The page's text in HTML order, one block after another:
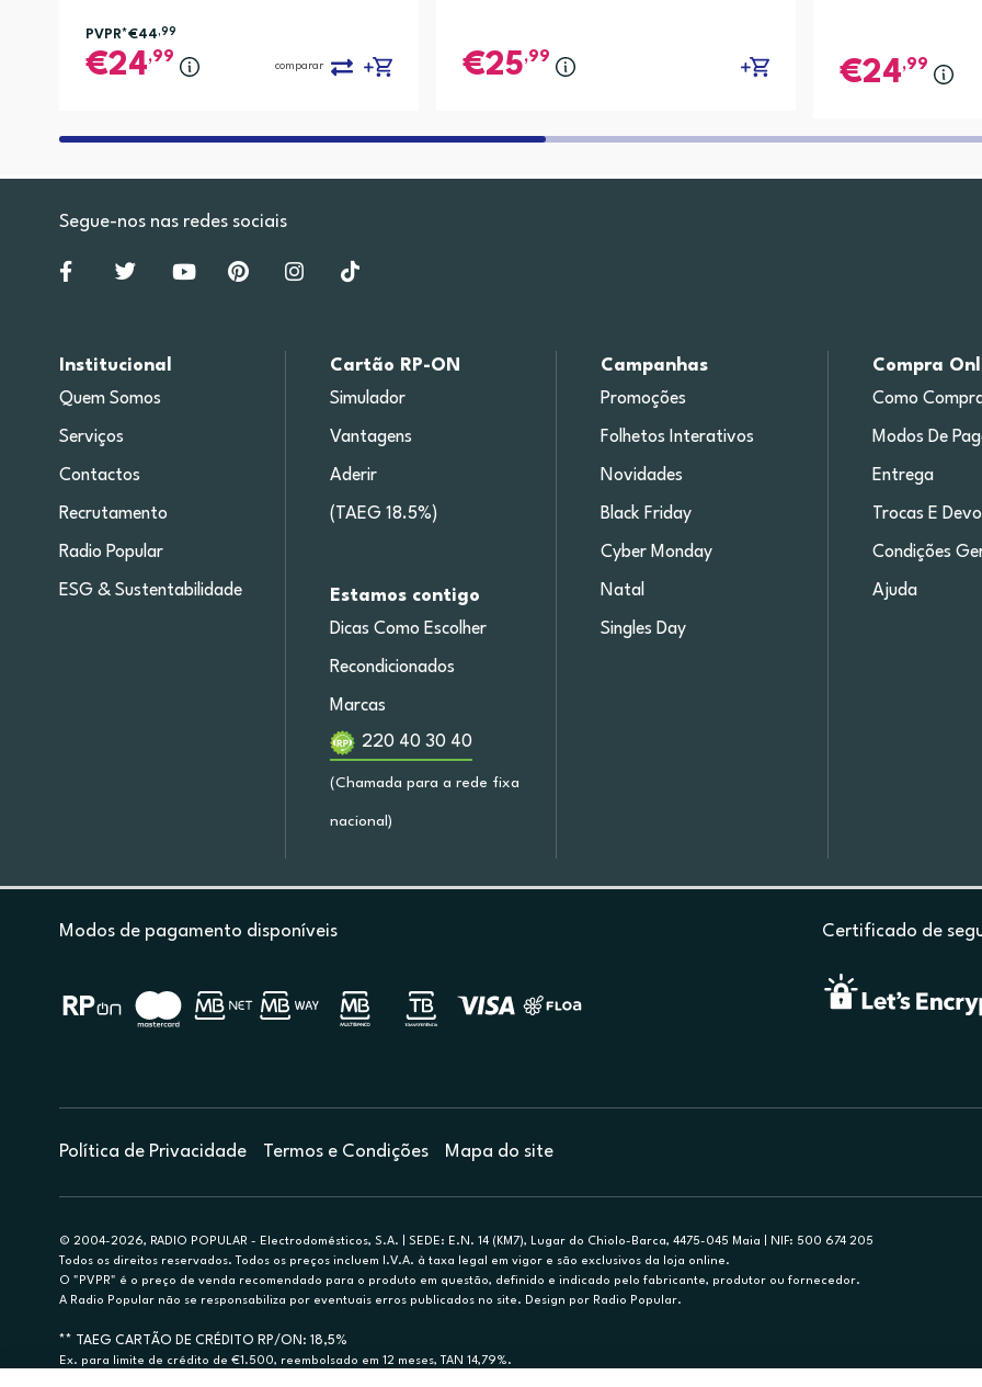
PVPR*€44,99
24,99
comparar 25,99
24,99
Segue-nos nas redes sociais
Institucional
Quem Somos
Serviços
Contactos
Recrutamento
Radio Popular
ESG & Sustentabilidade
Cartão RP-ON
Simulador
Vantagens
Aderir
(TAEG 18.5%)
Estamos contigo
Dicas Como Escolher
Recondicionados
Marcas
220 40 30 40
(Chamada para a rede fixa
nacional)
Campanhas
Promoções
Folhetos Interativos
Novidades
Black Friday
Cyber Monday
Natal
Singles Day
Compra
Como
Modos De
Entrega
Trocas E
Condições
Ajuda
Modos de pagamento disponíveis Certificado de
Política de Privacidade Termos e Condições Mapa do site
© 2004-2026, RADIO POPULAR - Electrodomésticos, S.A. | SEDE: E.N. 14 (KM7), Lugar do Chiolo-Barca, 4475-045 Maia | NIF: 500 674 205
Todos os direitos reservados. Todos os preços incluem I.V.A. à taxa legal em vigor e são exclusivos da loja online.
O "PVPR" é o preço de venda recomendado para o produto em questão, definido e indicado pelo fabricante, produtor ou fornecedor.
A Radio Popular não se responsabiliza por eventuais erros publicados no site. Design por Radio Popular.
** TAEG CARTÃO DE CRÉDITO RP/ON: 18,5%
Ex. para limite de crédito de €1.500, reembolsado em 12 meses, TAN 14,79%.